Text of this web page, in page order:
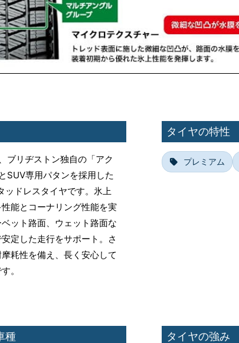
ブリヂストン独自の「アク
SUV専用パタンを採用した
ッドレスタイヤです。氷上
能とコーナリング性能を実
ット路面、ウェット路面な
定した走行をサポート。さ
耗性を備え、長く安心して
。
タイヤの特性
プレミアム
種 タイヤの強み